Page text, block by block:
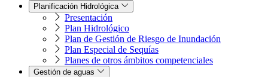
Planificación Hidrológica
Presentación
Plan Hidrológico
Plan de Gestión de Riesgo de Inundación
Plan Especial de Sequías
Planes de otros ámbitos competenciales
Gestión de aguas